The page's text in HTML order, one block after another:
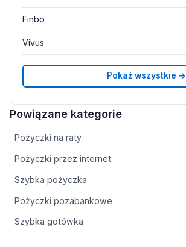
Finbo
Vivus
Pokaż wszystkie →
Powiązane kategorie
Pożyczki na raty
Pożyczki przez internet
Szybka pożyczka
Pożyczki pozabankowe
Szybka gotówka